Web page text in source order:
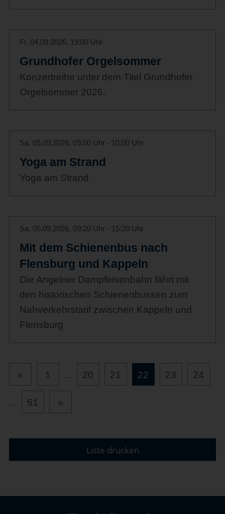
Fr. 04.09.2026, 19:00 Uhr
Grundhofer Orgelsommer
Konzertreihe unter dem Titel Grundhofer
Orgelsommer 2026.
Sa. 05.09.2026, 09:00 Uhr - 10:00 Uhr
Yoga am Strand
Yoga am Strand
Sa. 05.09.2026, 09:20 Uhr - 15:20 Uhr
Mit dem Schienenbus nach
Flensburg und Kappeln
Die Angelner Dampfeisenbahn fährt mit
den historischen Schienenbussen zum
Nahverkehrstarif zwischen Kappeln und
Flensburg
« 1 ... 20 21 22 23 24
... 51 »
Liste drucken